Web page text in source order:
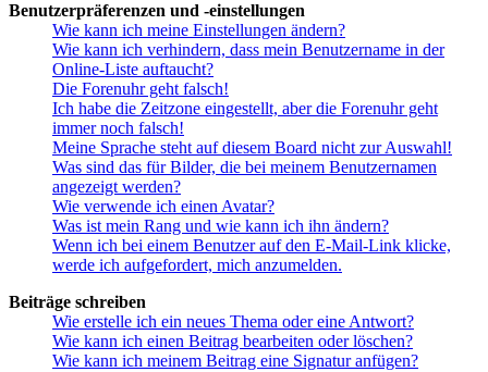
Benutzerpräferenzen und -einstellungen
Wie kann ich meine Einstellungen ändern?
Wie kann ich verhindern, dass mein Benutzername in der
Online-Liste auftaucht?
Die Forenuhr geht falsch!
Ich habe die Zeitzone eingestellt, aber die Forenuhr geht
immer noch falsch!
Meine Sprache steht auf diesem Board nicht zur Auswahl!
Was sind das für Bilder, die bei meinem Benutzernamen
angezeigt werden?
Wie verwende ich einen Avatar?
Was ist mein Rang und wie kann ich ihn ändern?
Wenn ich bei einem Benutzer auf den E-Mail-Link klicke,
werde ich aufgefordert, mich anzumelden.
Beiträge schreiben
Wie erstelle ich ein neues Thema oder eine Antwort?
Wie kann ich einen Beitrag bearbeiten oder löschen?
Wie kann ich meinem Beitrag eine Signatur anfügen?